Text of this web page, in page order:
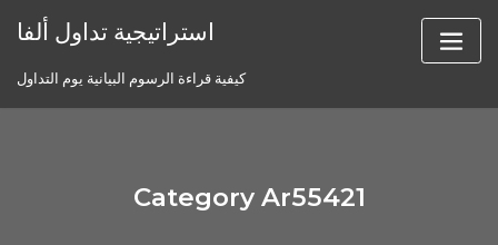
استراتيجية تداول ألفا
كيفية قراءة الرسوم البيانية يوم التداول
Category Ar55421